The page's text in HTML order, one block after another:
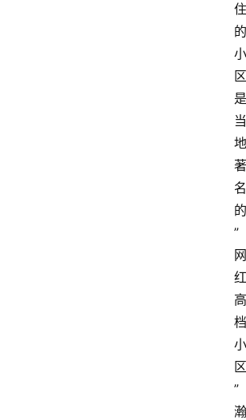
住
的
小
区
是
当
地
著
名
的
”
网
红
高
档
小
区
”
瀚